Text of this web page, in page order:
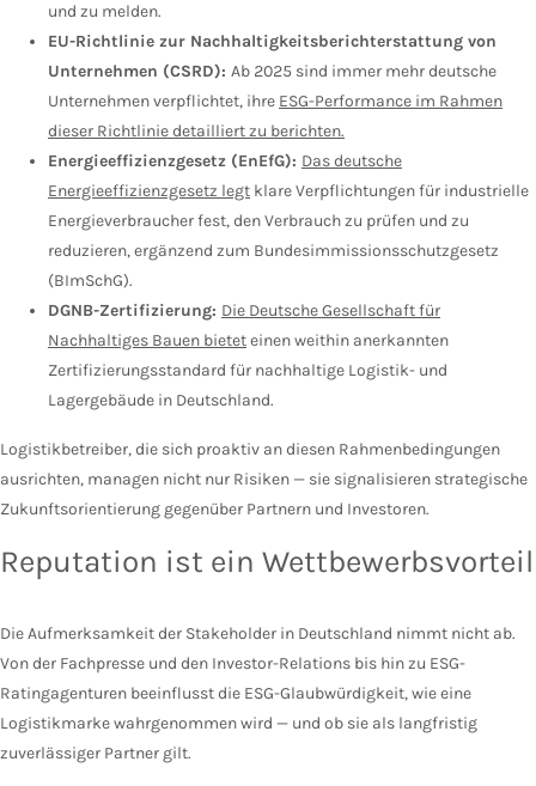
und zu melden.
EU-Richtlinie zur Nachhaltigkeitsberichterstattung von
Unternehmen (CSRD): Ab 2025 sind immer mehr deutsche
Unternehmen verpflichtet, ihre ESG-Performance im Rahmen
dieser Richtlinie detailliert zu berichten.
Energieeffizienzgesetz (EnEfG): Das deutsche
Energieeffizienzgesetz legt klare Verpflichtungen für industrielle
Energieverbraucher fest, den Verbrauch zu prüfen und zu
reduzieren, ergänzend zum Bundesimmissionsschutzgesetz
(BImSchG).
DGNB-Zertifizierung: Die Deutsche Gesellschaft für
Nachhaltiges Bauen bieteteinen weithin anerkannten
Zertifizierungsstandard für nachhaltige Logistik- und
Lagergebäude in Deutschland.
Logistikbetreiber, die sich proaktiv an diesen Rahmenbedingungen
ausrichten, managen nicht nur Risiken — sie signalisieren strategische
Zukunftsorientierung gegenüber Partnern und Investoren.
Reputation ist ein Wettbewerbsvorteil
Die Aufmerksamkeit der Stakeholder in Deutschland nimmt nicht ab.
Von der Fachpresse und den Investor-Relations bis hin zu ESG-
Ratingagenturen beeinflusst die ESG-Glaubwürdigkeit, wie eine
Logistikmarke wahrgenommen wird — und ob sie als langfristig
zuverlässiger Partner gilt.